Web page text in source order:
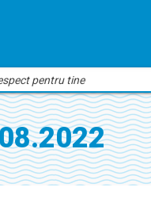
pentru tine